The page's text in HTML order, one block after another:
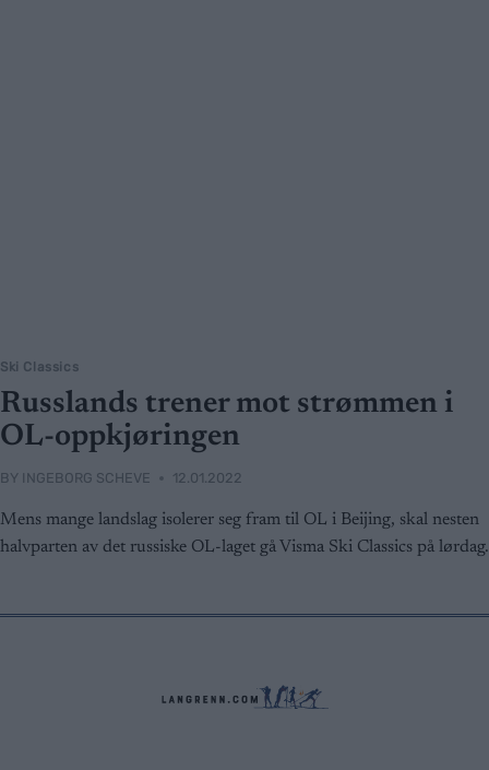
Ski Classics
Russlands trener mot strømmen i
OL-oppkjøringen
BY INGEBORG SCHEVE 12.01.2022
Mens mange landslag isolerer seg fram til OL i Beijing, skal nesten
halvparten av det russiske OL-laget gå Visma Ski Classics på lørdag.